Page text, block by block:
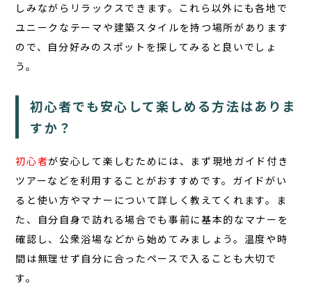
しみながらリラックスできます。これら以外にも各地で
ユニークなテーマや建築スタイルを持つ場所があります
ので、自分好みのスポットを探してみると良いでしょ
う。
初心者でも安心して楽しめる方法はありま
すか？
初心者が安心して楽しむためには、まず現地ガイド付き
ツアーなどを利用することがおすすめです。ガイドがい
ると使い方やマナーについて詳しく教えてくれます。ま
た、自分自身で訪れる場合でも事前に基本的なマナーを
確認し、公衆浴場などから始めてみましょう。温度や時
間は無理せず自分に合ったペースで入ることも大切で
す。